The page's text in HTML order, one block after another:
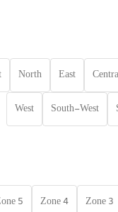
East
North
South-West
West
Zone 3
Zone 4
5